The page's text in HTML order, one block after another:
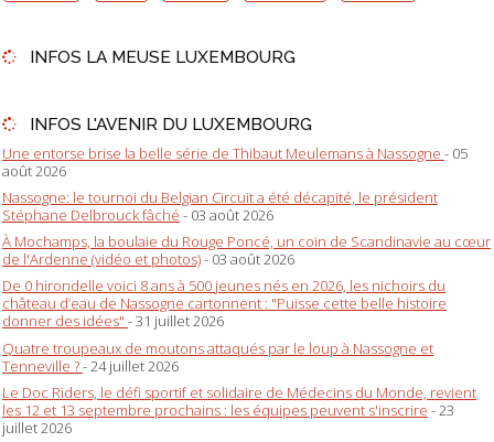
INFOS LA MEUSE LUXEMBOURG
INFOS L'AVENIR DU LUXEMBOURG
Une entorse brise la belle série de Thibaut Meulemans à Nassogne - 05
août 2026
Nassogne: le tournoi du Belgian Circuit a été décapité, le président
Stéphane Delbrouck fâché - 03 août 2026
À Mochamps, la boulaie du Rouge Poncé, un coin de Scandinavie au cœur
de l'Ardenne (vidéo et photos)- 03 août 2026
De 0 hirondelle voici 8 ans à 500 jeunes nés en 2026, les nichoirs du
château d’eau de Nassogne cartonnent : "Puisse cette belle histoire
donner des idées" - 31 juillet 2026
Quatre troupeaux de moutons attaqués par le loup à Nassogne et
Tenneville ?- 24 juillet 2026
Le Doc Riders, le défi sportif et solidaire de Médecins du Monde, revient
les 12 et 13 septembre prochains : les équipes peuvent s'inscrire - 23
juillet 2026